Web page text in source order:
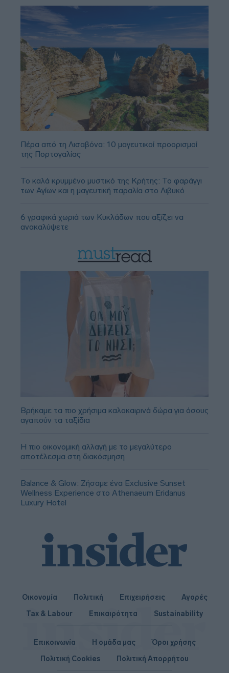
Πέρα από τη Λισαβόνα: 10 μαγευτικοί προορισμοί
της Πορτογαλίας
Το καλά κρυμμένο μυστικό της Κρήτης: Το φαράγγι
των Αγίων και η μαγευτική παραλία στο Λιβυκό
6 γραφικά χωριά των Κυκλάδων που αξίζει να
ανακαλύψετε
Βρήκαμε τα πιο χρήσιμα καλοκαιρινά δώρα για όσους
αγαπούν τα ταξίδια
Η πιο οικονομική αλλαγή με το μεγαλύτερο
αποτέλεσμα στη διακόσμηση
Balance & Glow: Ζήσαμε ένα Exclusive Sunset
Wellness Experience στο Athenaeum Eridanus
Luxury Hotel
Οικονομία Πολιτική Επιχειρήσεις
Αγορές
Tax & Labour
Επικαιρότητα Sustainability
Επικοινωνία Η ομάδα μας
Όροι χρήσης
Πολιτική Cookies
Πολιτική Απορρήτου